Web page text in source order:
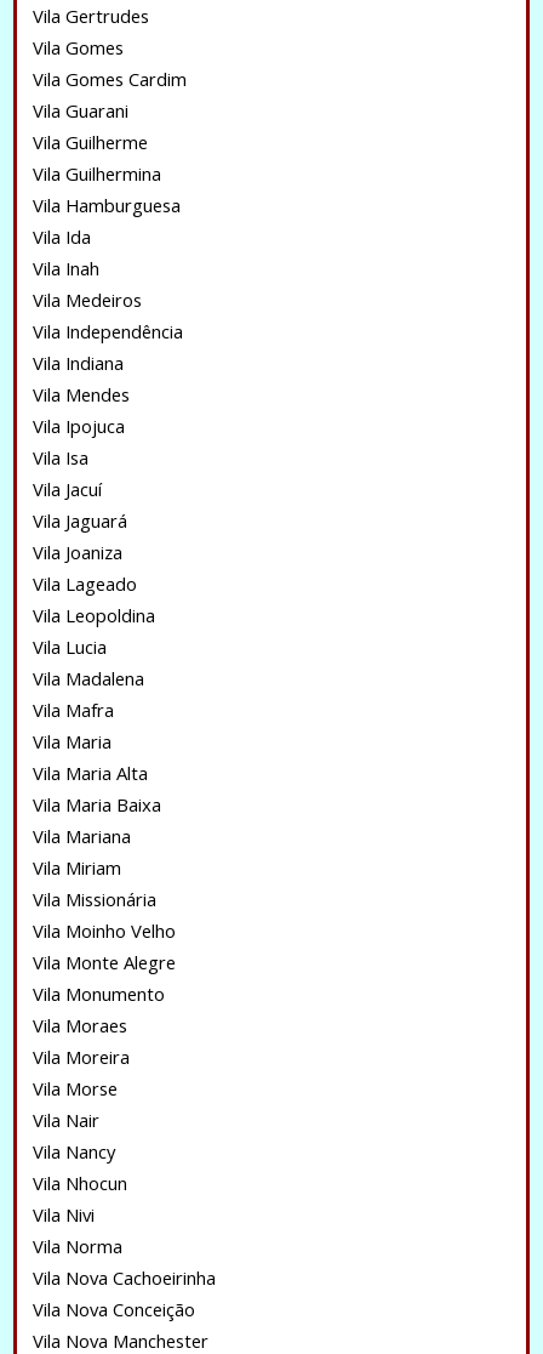
Vila Gertrudes
Vila Gomes
Vila Gomes Cardim
Vila Guarani
Vila Guilherme
Vila Guilhermina
Vila Hamburguesa
Vila Ida
Vila Inah
Vila Medeiros
Vila Independência
Vila Indiana
Vila Mendes
Vila Ipojuca
Vila Isa
Vila Jacuí
Vila Jaguará
Vila Joaniza
Vila Lageado
Vila Leopoldina
Vila Lucia
Vila Madalena
Vila Mafra
Vila Maria
Vila Maria Alta
Vila Maria Baixa
Vila Mariana
Vila Miriam
Vila Missionária
Vila Moinho Velho
Vila Monte Alegre
Vila Monumento
Vila Moraes
Vila Moreira
Vila Morse
Vila Nair
Vila Nancy
Vila Nhocun
Vila Nivi
Vila Norma
Vila Nova Cachoeirinha
Vila Nova Conceição
Vila Nova Manchester